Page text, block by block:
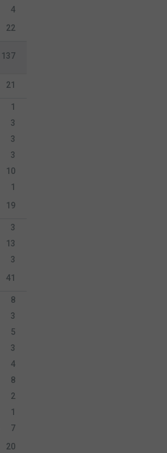
4
22
137
21
1
3
3
3
10
1
19
3
13
3
41
8
3
5
3
4
8
2
1
7
20